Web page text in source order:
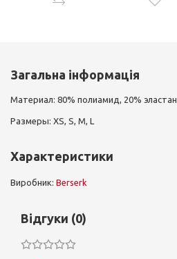
Загальна інформація
Материал: 80% полиамид, 20% эластан
Размеры: XS, S, M, L
Характеристики
Виробник: Berserk
Відгуки (0)